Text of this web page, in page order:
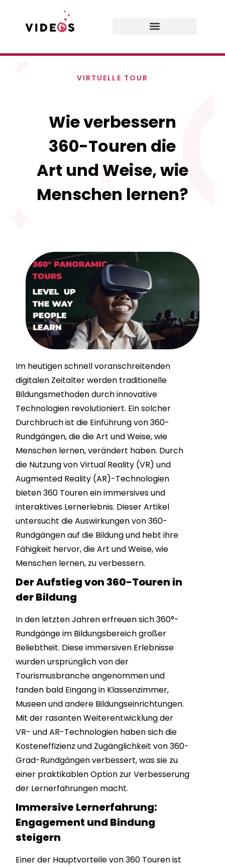
VIRTUELLE TOUR
Wie verbessern
360-Touren die
Art und Weise, wie
Menschen lernen?
Im heutigen schnell voranschreitenden
digitalen Zeitalter werden traditionelle
Bildungsmethoden durch innovative
Technologien revolutioniert. Ein solcher
Durchbruch ist die Einführung von 360-
Rundgängen, die die Art und Weise, wie
Menschen lernen, verändert haben. Durch
die Nutzung von Virtual Reality (VR) und
Augmented Reality (AR)-Technologien
bieten 360 Touren ein immersives und
interaktives Lernerlebnis. Dieser Artikel
untersucht die Auswirkungen von 360-
Rundgängen auf die Bildung und hebt ihre
Fähigkeit hervor, die Art und Weise, wie
Menschen lernen, zu verbessern.
Der Aufstieg von 360-Touren in
der Bildung
In den letzten Jahren erfreuen sich 360°-
Rundgänge im Bildungsbereich großer
Beliebtheit. Diese immersiven Erlebnisse
wurden ursprünglich von der
Tourismusbranche angenommen und
fanden bald Eingang in Klassenzimmer,
Museen und andere Bildungseinrichtungen.
Mit der rasanten Weiterentwicklung der
VR- und AR-Technologien haben sich die
Kosteneffizienz und Zugänglichkeit von 360-
Grad-Rundgängen verbessert, was sie zu
einer praktikablen Option zur Verbesserung
der Lernerfahrungen macht.
Immersive Lernerfahrung:
Engagement und Bindung
steigern
Einer der Hauptvorteile von 360 Touren ist